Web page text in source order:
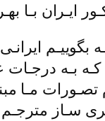
بیسـت و سـوم را در میـان
بگوییـم
کـه بـه
تصـورات مـا
سـاز مترجـم